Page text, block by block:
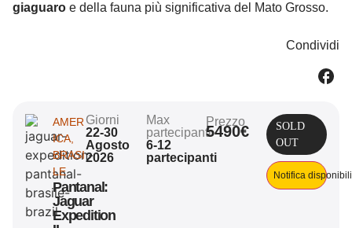
giaguaro e della fauna più significativa del Mato Grosso.
Condividi
AMER
ICA,
BRASI
LE
Pantanal:
Jaguar
Expedition
Giorni
22-30
Agosto
2026
Max
partecipanti
6-12
partecipanti
Prezzo
5490€
SOLD
OUT
Notifica